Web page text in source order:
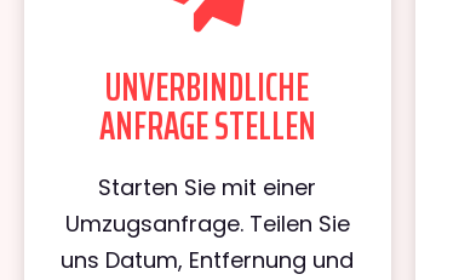
UNVERBINDLICHE
ANFRAGE STELLEN
Starten Sie mit einer
Umzugsanfrage. Teilen Sie
uns Datum, Entfernung und